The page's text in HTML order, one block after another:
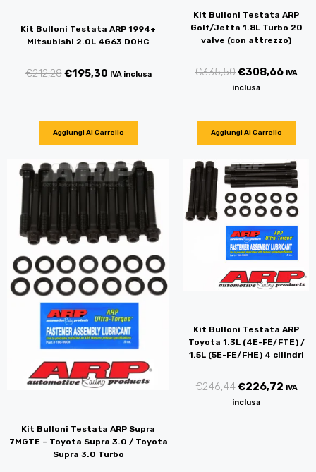
Kit Bulloni Testata ARP 1994+
Mitsubishi 2.0L 4G63 DOHC
€212,28€195,30 IVA inclusa
Aggiungi Al Carrello
Kit Bulloni Testata ARP
Golf/Jetta 1.8L Turbo 20
valve (con attrezzo)
€335,50€308,66 IVA
inclusa
Aggiungi Al Carrello
Kit Bulloni Testata ARP Supra
7MGTE – Toyota Supra 3.0 / Toyota
Supra 3.0 Turbo
Kit Bulloni Testata ARP
Toyota 1.3L (4E-FE/FTE) /
1.5L (5E-FE/FHE) 4 cilindri
€246,44€226,72 IVA
inclusa